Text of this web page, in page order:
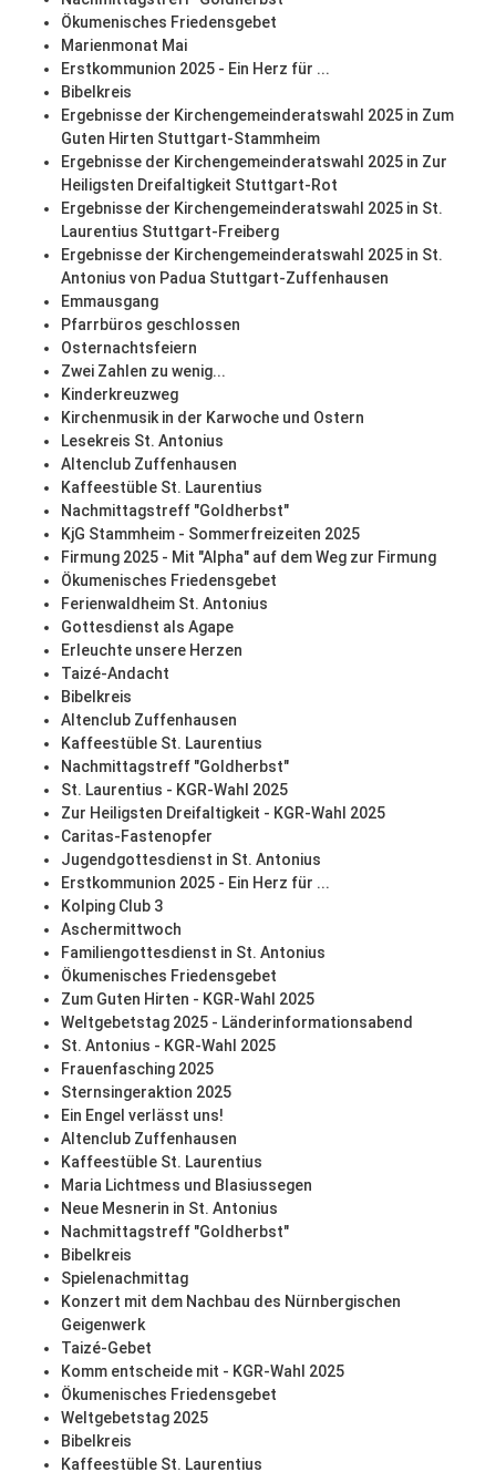
Ökumenisches Friedensgebet
Marienmonat Mai
Erstkommunion 2025 - Ein Herz für ...
Bibelkreis
Ergebnisse der Kirchengemeinderatswahl 2025 in Zum
Guten Hirten Stuttgart-Stammheim
Ergebnisse der Kirchengemeinderatswahl 2025 in Zur
Heiligsten Dreifaltigkeit Stuttgart-Rot
Ergebnisse der Kirchengemeinderatswahl 2025 in St.
Laurentius Stuttgart-Freiberg
Ergebnisse der Kirchengemeinderatswahl 2025 in St.
Antonius von Padua Stuttgart-Zuffenhausen
Emmausgang
Pfarrbüros geschlossen
Osternachtsfeiern
Zwei Zahlen zu wenig...
Kinderkreuzweg
Kirchenmusik in der Karwoche und Ostern
Lesekreis St. Antonius
Altenclub Zuffenhausen
Kaffeestüble St. Laurentius
Nachmittagstreff "Goldherbst"
KjG Stammheim - Sommerfreizeiten 2025
Firmung 2025 - Mit "Alpha" auf dem Weg zur Firmung
Ökumenisches Friedensgebet
Ferienwaldheim St. Antonius
Gottesdienst als Agape
Erleuchte unsere Herzen
Taizé-Andacht
Bibelkreis
Altenclub Zuffenhausen
Kaffeestüble St. Laurentius
Nachmittagstreff "Goldherbst"
St. Laurentius - KGR-Wahl 2025
Zur Heiligsten Dreifaltigkeit - KGR-Wahl 2025
Caritas-Fastenopfer
Jugendgottesdienst in St. Antonius
Erstkommunion 2025 - Ein Herz für ...
Kolping Club 3
Aschermittwoch
Familiengottesdienst in St. Antonius
Ökumenisches Friedensgebet
Zum Guten Hirten - KGR-Wahl 2025
Weltgebetstag 2025 - Länderinformationsabend
St. Antonius - KGR-Wahl 2025
Frauenfasching 2025
Sternsingeraktion 2025
Ein Engel verlässt uns!
Altenclub Zuffenhausen
Kaffeestüble St. Laurentius
Maria Lichtmess und Blasiussegen
Neue Mesnerin in St. Antonius
Nachmittagstreff "Goldherbst"
Bibelkreis
Spielenachmittag
Konzert mit dem Nachbau des Nürnbergischen
Geigenwerk
Taizé-Gebet
Komm entscheide mit - KGR-Wahl 2025
Ökumenisches Friedensgebet
Weltgebetstag 2025
Bibelkreis
Kaffeestüble St. Laurentius